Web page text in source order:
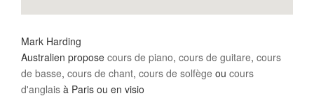
Mark Harding
Australien propose cours de piano, cours de guitare, cours
de basse, cours de chant, cours de solfège ou cours
d'anglais à Paris ou en visio